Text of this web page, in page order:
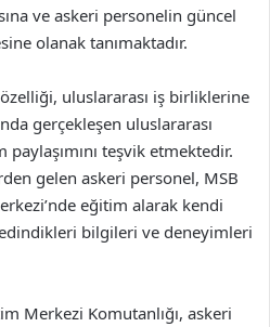
ve askeri personelin güncel
olanak tanımaktadır.
uluslararası iş birliklerine
gerçekleşen uluslararası
teşvik etmektedir.
gelen askeri personel, MSB
eğitim alarak kendi
bilgileri ve deneyimleri
Merkezi Komutanlığı, askeri